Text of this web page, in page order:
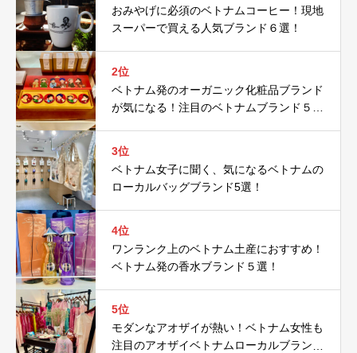
おみやげに必須のベトナムコーヒー！現地
スーパーで買える人気ブランド６選！
2位
ベトナム発のオーガニック化粧品ブランド
が気になる！注目のベトナムブランド５
3位
ベトナム女子に聞く、気になるベトナムの
ローカルバッグブランド5選！
4位
ワンランク上のベトナム土産におすすめ！
ベトナム発の香水ブランド５選！
5位
モダンなアオザイが熱い！ベトナム女性も
注目のアオザイベトナムローカルブランド